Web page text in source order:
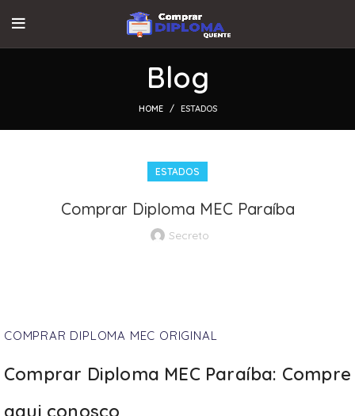
Blog
HOME ESTADOS
ESTADOS
Comprar Diploma MEC Paraíba
Secreto
COMPRAR DIPLOMA MEC ORIGINAL
Comprar Diploma MEC Paraíba: Compre
aqui conosco